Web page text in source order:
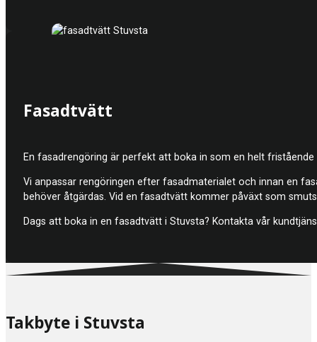
Fasadtvätt
En fasadrengöring är perfekt att boka in som en helt
Vi anpassar rengöringen efter fasadmaterialet och innan en
behöver åtgärdas. Vid en fasadtvätt kommer påväxt som
Dags att boka in en fasadtvätt i Stuvsta? Kontakta vår
Takbyte i Stuvsta